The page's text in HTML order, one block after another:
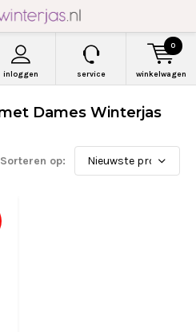
inloggen service winkelwagen
0
Dames Winterjas
Sorteren op: